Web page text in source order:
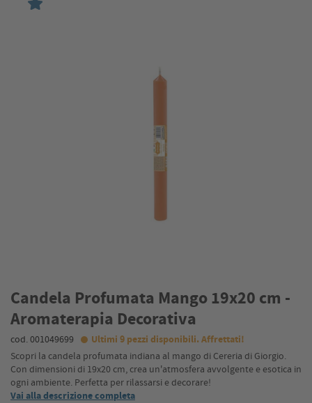
Candela Profumata Mango 19x20 cm -
Aromaterapia Decorativa
cod. 001049699 Ultimi 9 pezzi disponibili. Affrettati!
Scopri la candela profumata indiana al mango di Cereria di Giorgio.
Con dimensioni di 19x20 cm, crea un'atmosfera avvolgente e esotica in
ogni ambiente. Perfetta per rilassarsi e decorare!
Vai alla descrizione completa